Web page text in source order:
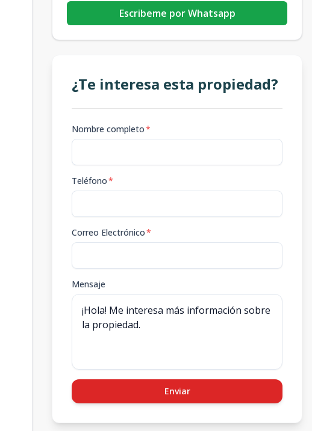
Escribeme por Whatsapp
¿Te interesa esta propiedad?
Nombre completo*
Teléfono*
Correo Electrónico*
Mensaje
Enviar